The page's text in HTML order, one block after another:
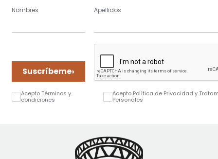
Nombres Apellidos
Suscríbeme›
Acepto Términos y
condiciones
Acepto Política de Privacidad y
Personales